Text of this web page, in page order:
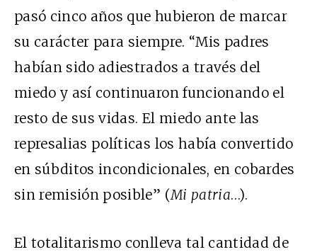
pasó cinco años que hubieron de marcar
su carácter para siempre. “Mis padres
habían sido adiestrados a través del
miedo y así continuaron funcionando el
resto de sus vidas. El miedo ante las
represalias políticas los había convertido
en súbditos incondicionales, en cobardes
sin remisión posible” (Mi patria…).
El totalitarismo conlleva tal cantidad de